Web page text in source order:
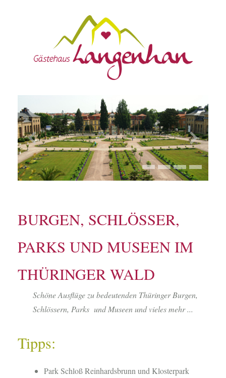
BURGEN, SCHLÖSSER,
PARKS UND MUSEEN IM
THÜRINGER WALD
Schöne Ausflüge zu bedeutenden Thüringer Burgen,
Schlössern, Parks und Museen und vieles mehr ...
Tipps:
Park Schloß Reinhardsbrunn und Klosterpark